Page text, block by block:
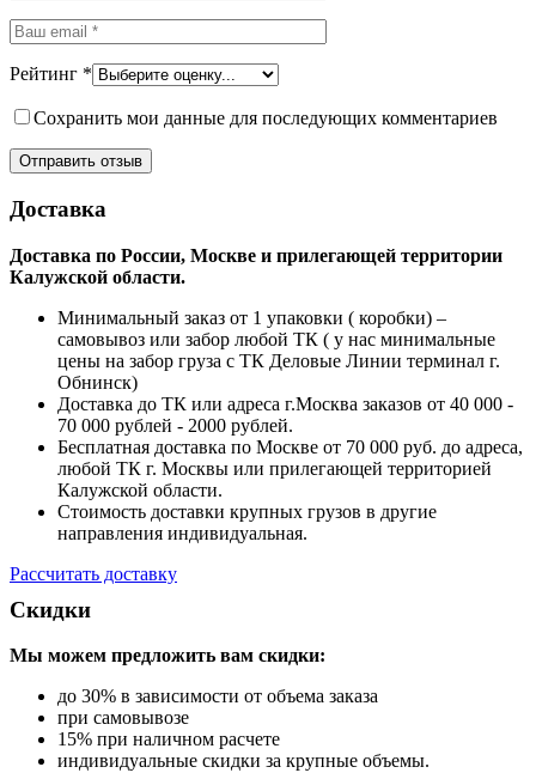
Рейтинг *
Сохранить мои данные для последующих комментариев
Доставка
Доставка по России, Москве и прилегающей территории
Калужской области.
Минимальный заказ от 1 упаковки ( коробки) –
самовывоз или забор любой ТК ( у нас минимальные
цены на забор груза с ТК Деловые Линии терминал г.
Обнинск)
Доставка до ТК или адреса г.Москва заказов от 40 000 -
70 000 рублей - 2000 рублей.
Бесплатная доставка по Москве от 70 000 руб. до адреса,
любой ТК г. Москвы или прилегающей территорией
Калужской области.
Стоимость доставки крупных грузов в другие
направления индивидуальная.
Рассчитать доставку
Скидки
Мы можем предложить вам скидки:
до 30% в зависимости от объема заказа
при самовывозе
15% при наличном расчете
индивидуальные скидки за крупные объемы.